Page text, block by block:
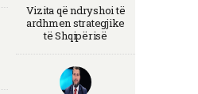
Vizita që ndryshoi të
ardhmen strategjike
të Shqipërisë